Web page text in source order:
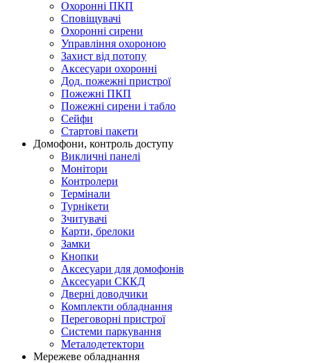
Охоронні ПКП
Сповіщувачі
Охоронні сирени
Управління охороною
Захист від потопу
Аксесуари охоронні
Дод. пожежні пристрої
Пожежні ПКП
Пожежні сирени і табло
Сейфи
Стартові пакети
Домофони, контроль доступу
Викличні панелі
Монітори
Контролери
Термінали
Турнікети
Зчитувачі
Карти, брелоки
Замки
Кнопки
Аксесуари для домофонів
Аксесуари СККД
Дверні доводчики
Комплекти обладнання
Переговорні пристрої
Системи паркування
Металодетектори
Мережеве обладнання